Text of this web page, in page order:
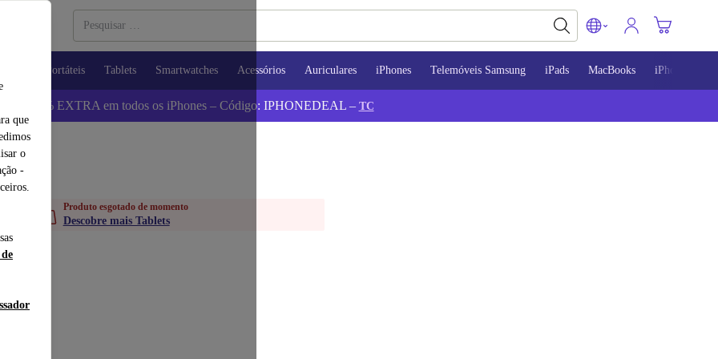
que
o
-
Portáteis Tablets Smartwatches Acessórios Auriculares iPhones Telemóveis Samsung iPads MacBooks iPhone 13
5% EXTRA em todos os iPhones – Código: IPHONEDEAL – TC
Produto esgotado de momento
Descobre mais Tablets